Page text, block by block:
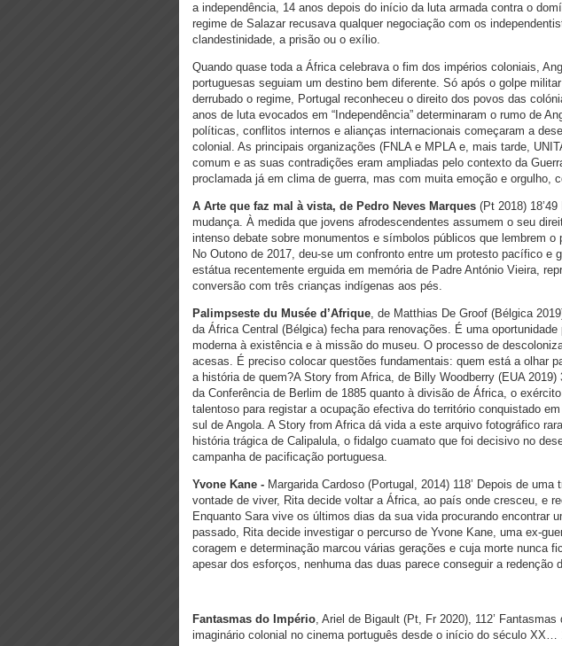
a independência, 14 anos depois do início da luta armada contra o
regime de Salazar recusava qualquer negociação com os
clandestinidade, a prisão ou o exílio.
Quando quase toda a África celebrava o fim dos impérios coloniais,
portuguesas seguiam um destino bem diferente. Só após o golpe
derrubado o regime, Portugal reconheceu o direito dos povos das
anos de luta evocados em “Independência” determinaram o rumo de
políticas, conflitos internos e alianças internacionais começaram a
colonial. As principais organizações (FNLA e MPLA e, mais tarde,
comum e as suas contradições eram ampliadas pelo contexto da
proclamada já em clima de guerra, mas com muita emoção e orgulho,
A Arte que faz mal à vista, de Pedro Neves Marques (Pt 2018)
mudança. À medida que jovens afrodescendentes assumem o seu
intenso debate sobre monumentos e símbolos públicos que lembrem o
No Outono de 2017, deu-se um confronto entre um protesto pacífico e
estátua recentemente erguida em memória de Padre António Vieira,
conversão com três crianças indígenas aos pés.
Palimpseste du Musée d’Afrique, de Matthias De Groof (Bélgica
da África Central (Bélgica) fecha para renovações. É uma
moderna à existência e à missão do museu. O processo de
acesas. É preciso colocar questões fundamentais: quem está a olhar
a história de quem?A Story from Africa, de Billy Woodberry (EUA 2019)
da Conferência de Berlim de 1885 quanto à divisão de África, o
talentoso para registar a ocupação efectiva do território conquistado
sul de Angola. A Story from Africa dá vida a este arquivo fotográfico
história trágica de Calipalula, o fidalgo cuamato que foi decisivo no
campanha de pacificação portuguesa.
Yvone Kane - Margarida Cardoso (Portugal, 2014) 118’ Depois de uma
vontade de viver, Rita decide voltar a África, ao país onde cresceu, e
Enquanto Sara vive os últimos dias da sua vida procurando encontrar
passado, Rita decide investigar o percurso de Yvone Kane, uma ex-
coragem e determinação marcou várias gerações e cuja morte nunca
apesar dos esforços, nenhuma das duas parece conseguir a redenção
Fantasmas do Império, Ariel de Bigault (Pt, Fr 2020), 112’ Fantasmas
imaginário colonial no cinema português desde o início do século XX…